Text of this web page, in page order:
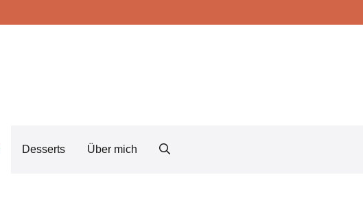
Desserts Über mich